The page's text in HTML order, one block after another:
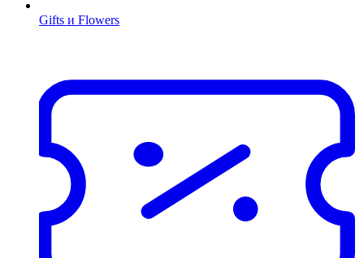
Gifts и Flowers